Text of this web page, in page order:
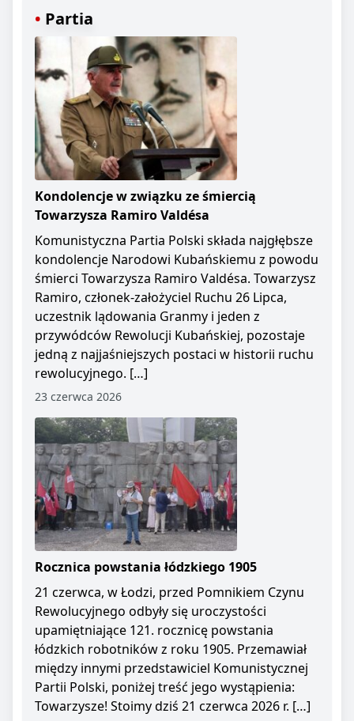
Partia
Kondolencje w związku ze śmiercią
Towarzysza Ramiro Valdésa
Komunistyczna Partia Polski składa najgłębsze
kondolencje Narodowi Kubańskiemu z powodu
śmierci Towarzysza Ramiro Valdésa. Towarzysz
Ramiro, członek-założyciel Ruchu 26 Lipca,
uczestnik lądowania Granmy i jeden z
przywódców Rewolucji Kubańskiej, pozostaje
jedną z najjaśniejszych postaci w historii ruchu
rewolucyjnego. […]
23 czerwca 2026
Rocznica powstania łódzkiego 1905
21 czerwca, w Łodzi, przed Pomnikiem Czynu
Rewolucyjnego odbyły się uroczystości
upamiętniające 121. rocznicę powstania
łódzkich robotników z roku 1905. Przemawiał
między innymi przedstawiciel Komunistycznej
Partii Polski, poniżej treść jego wystąpienia:
Towarzysze! Stoimy dziś 21 czerwca 2026 r. […]